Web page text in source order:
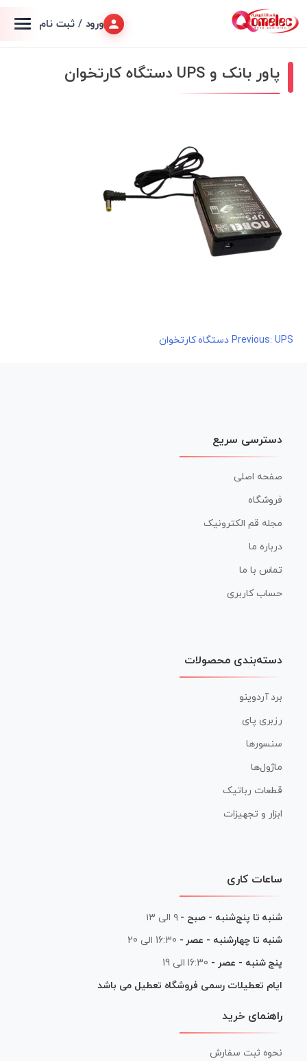
ورود / ثبت نام
پاور بانک و UPS دستگاه کارتخوان
راهبریPrevious: UPS دستگاه کارتخوان
دسترسی سریع
صفحه اصلی
فروشگاه
مجله قم الکترونیک
درباره ما
تماس با ما
حساب کاربری
دسته‌بندی محصولات
برد آردوینو
رزبری پای
سنسورها
ماژول‌ها
قطعات رباتیک
ابزار و تجهیزات
ساعات کاری
شنبه تا پنج‌شنبه - صبح - ۹ الی ۱۳
شنبه تا چهارشنبه - عصر - 16:30 الی 20
پنج شنبه - عصر - 16:30 الی 19
ایام تعطیلات رسمی فروشگاه تعطیل می باشد
راهنمای خرید
نحوه ثبت سفارش